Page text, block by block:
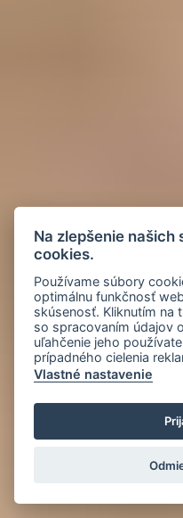
Na zlepšenie
cookies.
Používame súbory
optimálnu funkčnosť
skúsenosť. Kliknutím na
so spracovaním údajov
uľahčenie jeho
prípadného cielenia
Vlastné nastavenie